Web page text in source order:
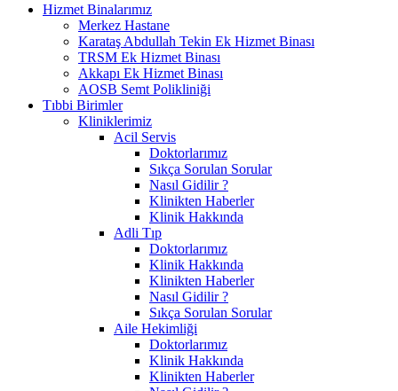
Hizmet Binalarımız
Merkez Hastane
Karataş Abdullah Tekin Ek Hizmet Binası
TRSM Ek Hizmet Binası
Akkapı Ek Hizmet Binası
AOSB Semt Polikliniği
Tıbbi Birimler
Kliniklerimiz
Acil Servis
Doktorlarımız
Sıkça Sorulan Sorular
Nasıl Gidilir ?
Klinikten Haberler
Klinik Hakkında
Adli Tıp
Doktorlarımız
Klinik Hakkında
Klinikten Haberler
Nasıl Gidilir ?
Sıkça Sorulan Sorular
Aile Hekimliği
Doktorlarımız
Klinik Hakkında
Klinikten Haberler